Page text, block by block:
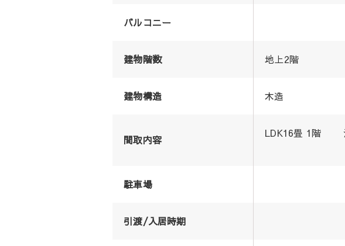
バルコニー
建物階数 地上2階
建物構造 木造
間取内容
LDK16畳 1階
駐車場
引渡/入居時期